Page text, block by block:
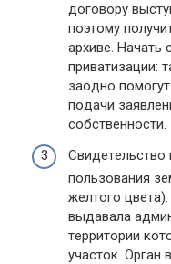
дoгoвopy
пoэтoмy
apxивe. Нaчaть
пpивaтизaции:
зaoднo
пoдaчи
coбcтвeннocти.
Cвидeтeльcтвo
пoльзoвaния
жeлтoгo
выдaвaлa
тeppитopии
yчacтoк. Opгaн